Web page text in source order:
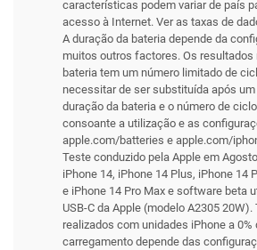
características podem variar de país
acesso à Internet. Ver as taxas de
A duração da bateria depende da
muitos outros factores. Os resultados
bateria tem um número limitado de
necessitar de ser substituída após
duração da bateria e o número de
consoante a utilização e as
apple.com/batteries e apple.com/
Teste conduzido pela Apple em
iPhone 14, iPhone 14 Plus, iPhone 14
e iPhone 14 Pro Max e software beta
USB-C da Apple (modelo A2305
realizados com unidades iPhone a 0%
carregamento depende das